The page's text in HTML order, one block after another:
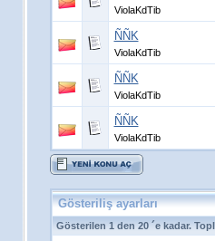
ViolaKdTib
ÑÑK
ViolaKdTib
ÑÑK
ViolaKdTib
ÑÑK
ViolaKdTib
Gösteriliş ayarları
Gösterilen 1 den 20 ´e kadar.